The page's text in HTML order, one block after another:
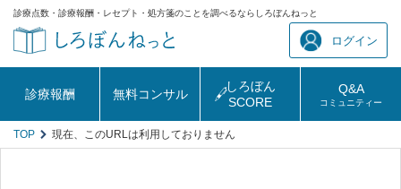
診療点数・診療報酬・レセプト・処方箋のことを調べるならしろぼんねっと
ログイン
診療報酬 無料コンサル
しろぼん
SCORE
Q&A
コミュニティー
TOP 現在、このURLは利用しておりません